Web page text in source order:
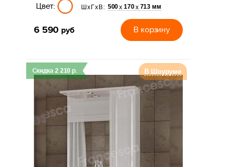
Цвет: ШхГхВ: 500х 170х 713 мм
6 590 руб В корзину
Скидка 2 210 р. В Шоуруме